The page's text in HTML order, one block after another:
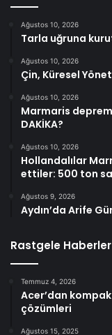
Ağustos 10, 2026
Tarla uğruna
Ağustos 10, 2026
Çin, Küresel
Ağustos 10, 2026
Marmaris
DAKİKA?
Ağustos 10, 2026
Hollandalılar
ettiler: 500 ton
Ağustos 9, 2026
Aydın’da Arife
Rastgele Haberler
Temmuz 4, 2026
Acer’dan
çözümleri
Ağustos 15, 2025